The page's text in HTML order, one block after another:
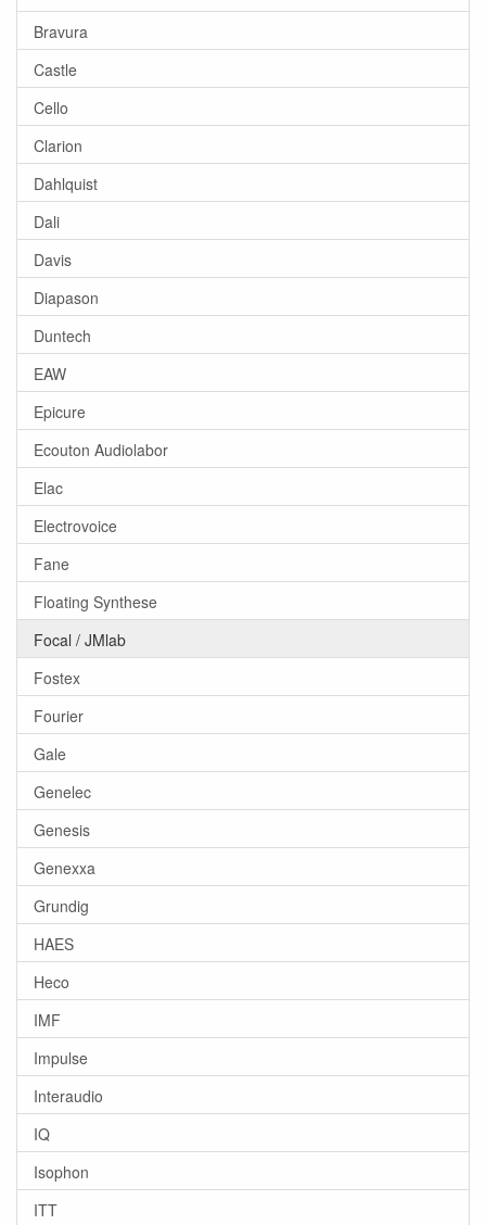
Bravura
Castle
Cello
Clarion
Dahlquist
Dali
Davis
Diapason
Duntech
EAW
Epicure
Ecouton Audiolabor
Elac
Electrovoice
Fane
Floating Synthese
Focal / JMlab
Fostex
Fourier
Gale
Genelec
Genesis
Genexxa
Grundig
HAES
Heco
IMF
Impulse
Interaudio
IQ
Isophon
ITT